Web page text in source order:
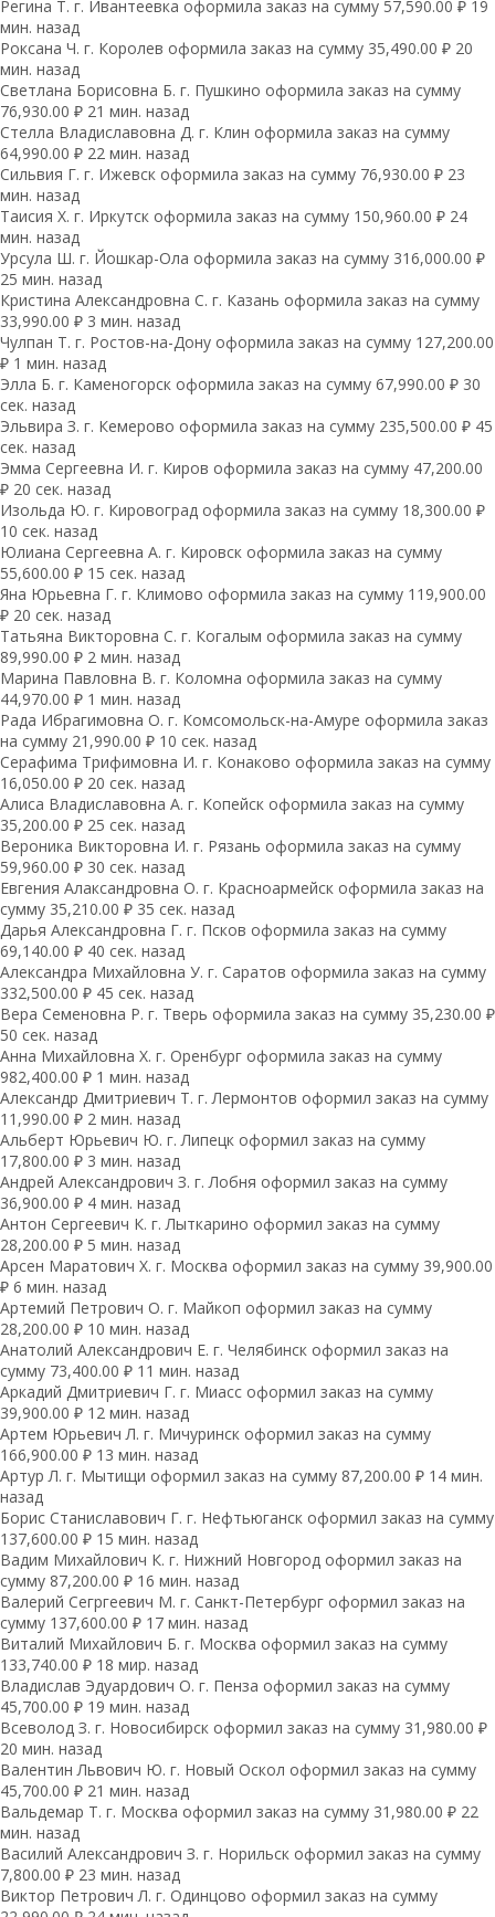
Регина Т. г. Ивантеевка оформила заказ на сумму 57,590.00 ₽ 19
мин. назад
Роксана Ч. г. Королев оформила заказ на сумму 35,490.00 ₽ 20
мин. назад
Светлана Борисовна Б. г. Пушкино оформила заказ на сумму
76,930.00 ₽ 21 мин. назад
Стелла Владиславовна Д. г. Клин оформила заказ на сумму
64,990.00 ₽ 22 мин. назад
Сильвия Г. г. Ижевск оформила заказ на сумму 76,930.00 ₽ 23
мин. назад
Таисия Х. г. Иркутск оформила заказ на сумму 150,960.00 ₽ 24
мин. назад
Урсула Ш. г. Йошкар-Ола оформила заказ на сумму 316,000.00 ₽
25 мин. назад
Кристина Александровна С. г. Казань оформила заказ на сумму
33,990.00 ₽ 3 мин. назад
Чулпан Т. г. Ростов-на-Дону оформила заказ на сумму 127,200.00
₽ 1 мин. назад
Элла Б. г. Каменогорск оформила заказ на сумму 67,990.00 ₽ 30
сек. назад
Эльвира З. г. Кемерово оформила заказ на сумму 235,500.00 ₽ 45
сек. назад
Эмма Сергеевна И. г. Киров оформила заказ на сумму 47,200.00
₽ 20 сек. назад
Изольда Ю. г. Кировоград оформила заказ на сумму 18,300.00 ₽
10 сек. назад
Юлиана Сергеевна А. г. Кировск оформила заказ на сумму
55,600.00 ₽ 15 сек. назад
Яна Юрьевна Г. г. Климово оформила заказ на сумму 119,900.00
₽ 20 сек. назад
Татьяна Викторовна С. г. Когалым оформила заказ на сумму
89,990.00 ₽ 2 мин. назад
Марина Павловна В. г. Коломна оформила заказ на сумму
44,970.00 ₽ 1 мин. назад
Рада Ибрагимовна О. г. Комсомольск-на-Амуре оформила заказ
на сумму 21,990.00 ₽ 10 сек. назад
Серафима Трифимовна И. г. Конаково оформила заказ на сумму
16,050.00 ₽ 20 сек. назад
Алиса Владиславовна А. г. Копейск оформила заказ на сумму
35,200.00 ₽ 25 сек. назад
Вероника Викторовна И. г. Рязань оформила заказ на сумму
59,960.00 ₽ 30 сек. назад
Евгения Алаксандровна О. г. Красноармейск оформила заказ на
сумму 35,210.00 ₽ 35 сек. назад
Дарья Александровна Г. г. Псков оформила заказ на сумму
69,140.00 ₽ 40 сек. назад
Александра Михайловна У. г. Саратов оформила заказ на сумму
332,500.00 ₽ 45 сек. назад
Вера Семеновна Р. г. Тверь оформила заказ на сумму 35,230.00 ₽
50 сек. назад
Анна Михайловна Х. г. Оренбург оформила заказ на сумму
982,400.00 ₽ 1 мин. назад
Александр Дмитриевич Т. г. Лермонтов оформил заказ на сумму
11,990.00 ₽ 2 мин. назад
Альберт Юрьевич Ю. г. Липецк оформил заказ на сумму
17,800.00 ₽ 3 мин. назад
Андрей Александрович З. г. Лобня оформил заказ на сумму
36,900.00 ₽ 4 мин. назад
Антон Сергеевич К. г. Лыткарино оформил заказ на сумму
28,200.00 ₽ 5 мин. назад
Арсен Маратович Х. г. Москва оформил заказ на сумму 39,900.00
₽ 6 мин. назад
Артемий Петрович О. г. Майкоп оформил заказ на сумму
28,200.00 ₽ 10 мин. назад
Анатолий Александрович Е. г. Челябинск оформил заказ на
сумму 73,400.00 ₽ 11 мин. назад
Аркадий Дмитриевич Г. г. Миасс оформил заказ на сумму
39,900.00 ₽ 12 мин. назад
Артем Юрьевич Л. г. Мичуринск оформил заказ на сумму
166,900.00 ₽ 13 мин. назад
Артур Л. г. Мытищи оформил заказ на сумму 87,200.00 ₽ 14 мин.
назад
Борис Станиславович Г. г. Нефтьюганск оформил заказ на сумму
137,600.00 ₽ 15 мин. назад
Вадим Михайлович К. г. Нижний Новгород оформил заказ на
сумму 87,200.00 ₽ 16 мин. назад
Валерий Сегргеевич М. г. Санкт-Петербург оформил заказ на
сумму 137,600.00 ₽ 17 мин. назад
Виталий Михайлович Б. г. Москва оформил заказ на сумму
133,740.00 ₽ 18 мир. назад
Владислав Эдуардович О. г. Пенза оформил заказ на сумму
45,700.00 ₽ 19 мин. назад
Всеволод З. г. Новосибирск оформил заказ на сумму 31,980.00 ₽
20 мин. назад
Валентин Львович Ю. г. Новый Оскол оформил заказ на сумму
45,700.00 ₽ 21 мин. назад
Вальдемар Т. г. Москва оформил заказ на сумму 31,980.00 ₽ 22
мин. назад
Василий Александрович З. г. Норильск оформил заказ на сумму
7,800.00 ₽ 23 мин. назад
Виктор Петрович Л. г. Одинцово оформил заказ на сумму